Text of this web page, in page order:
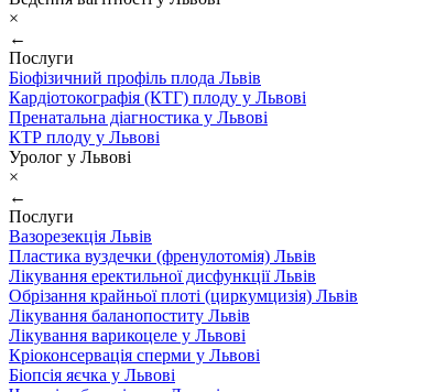
×
←
Послуги
Біофізичний профіль плода Львів
Кардіотокографія (КТГ) плоду у Львові
Пренатальна діагностика у Львові
КТР плоду у Львові
Уролог у Львові
×
←
Послуги
Вазорезекція Львів
Пластика вуздечки (френулотомія) Львів
Лікування еректильної дисфункції Львів
Обрізання крайньої плоті (циркумцизія) Львів
Лікування баланопоститу Львів
Лікування варикоцеле у Львові
Кріоконсервація сперми у Львові
Біопсія яєчка у Львові